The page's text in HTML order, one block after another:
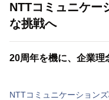
NTTコミュニケー
な挑戦へ
20周年を機に、企業理
NTTコミュニケーション